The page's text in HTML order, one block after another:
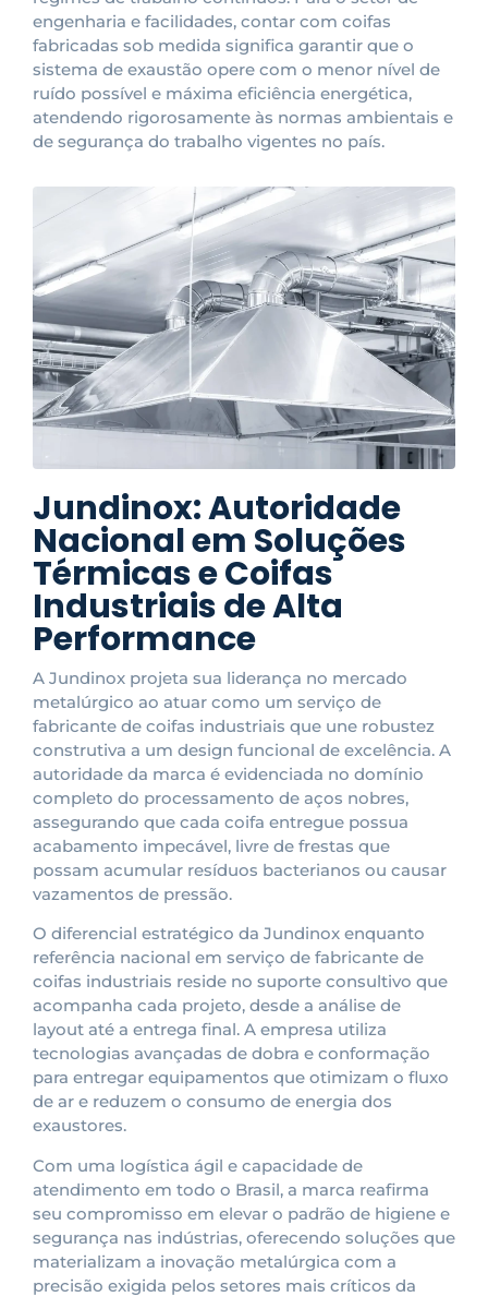
engenharia e facilidades, contar com coifas
fabricadas sob medida significa garantir que o
sistema de exaustão opere com o menor nível de
ruído possível e máxima eficiência energética,
atendendo rigorosamente às normas ambientais e
de segurança do trabalho vigentes no país.
Jundinox: Autoridade
Nacional em Soluções
Térmicas e Coifas
Industriais de Alta
Performance
A Jundinox projeta sua liderança no mercado
metalúrgico ao atuar como um serviço de
fabricante de coifas industriais que une robustez
construtiva a um design funcional de excelência. A
autoridade da marca é evidenciada no domínio
completo do processamento de aços nobres,
assegurando que cada coifa entregue possua
acabamento impecável, livre de frestas que
possam acumular resíduos bacterianos ou causar
vazamentos de pressão.
O diferencial estratégico da Jundinox enquanto
referência nacional em serviço de fabricante de
coifas industriais reside no suporte consultivo que
acompanha cada projeto, desde a análise de
layout até a entrega final. A empresa utiliza
tecnologias avançadas de dobra e conformação
para entregar equipamentos que otimizam o fluxo
de ar e reduzem o consumo de energia dos
exaustores.
Com uma logística ágil e capacidade de
atendimento em todo o Brasil, a marca reafirma
seu compromisso em elevar o padrão de higiene e
segurança nas indústrias, oferecendo soluções que
materializam a inovação metalúrgica com a
precisão exigida pelos setores mais críticos da